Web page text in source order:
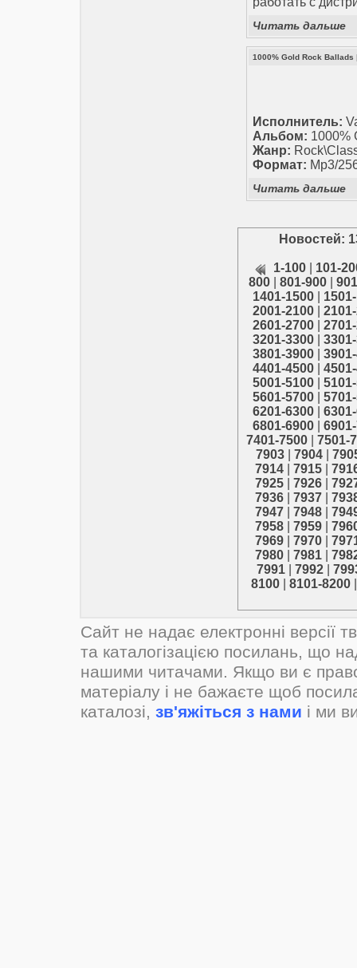
Читать дальше
1000% Gold Rock Ballads
Исполнитель:
Альбом: 1000%
Жанр:
Формат: Mp3/
Читать дальше
Новостей:
1-100
101-
800
801-900
1401-1500
2001-2100
2601-2700
3201-3300
3801-3900
4401-4500
5001-5100
5601-5700
6201-6300
6801-6900
7401-7500| 7501-
7903| 7904|
7914
7915
7925
7926
7936
7937
7947
7948
7958
7959
7969
7970
7980
7981
7991| 7992|
8100
8101-8200
Сайт не надає електронні версії
та каталогізацією посилань, що
нашими читачами. Якщо ви є
матеріалу і не бажаєте щоб
каталозі, зв'яжіться з нами і ми